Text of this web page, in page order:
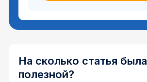
На сколько статья была
полезной?